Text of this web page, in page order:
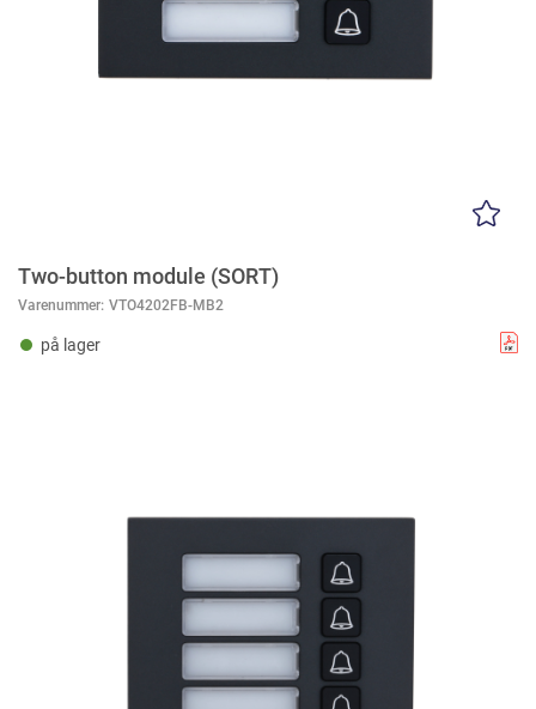
Two-button module (SORT)
Varenummer: VTO4202FB-MB2
på lager